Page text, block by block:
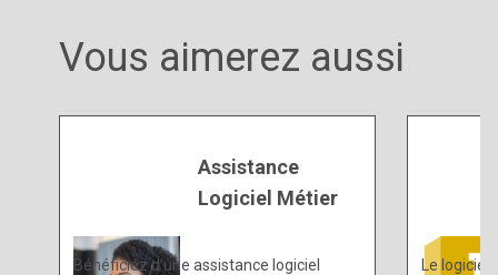
Vous aimerez aussi
Assistance
Logiciel Métier
Bénéficiez d’une assistance logiciel
Le